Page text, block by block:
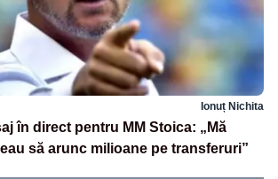
Ionuț Nichita
în direct pentru MM Stoica: „Mă
să arunc milioane pe transferuri”